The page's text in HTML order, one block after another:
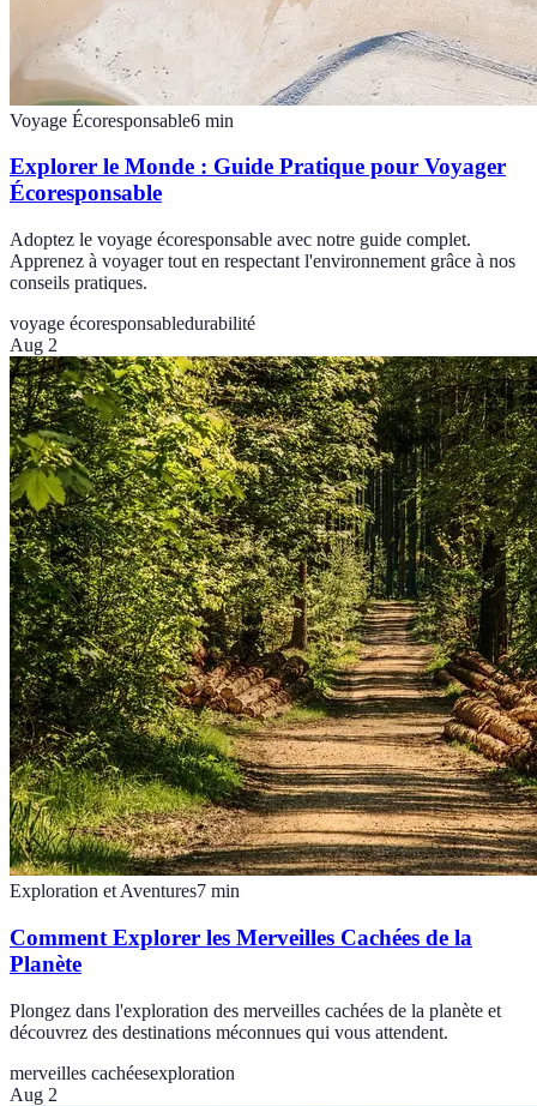
Voyage Écoresponsable6 min
Explorer le Monde : Guide Pratique pour Voyager
Écoresponsable
Adoptez le voyage écoresponsable avec notre guide complet.
Apprenez à voyager tout en respectant l'environnement grâce à nos
conseils pratiques.
voyage écoresponsabledurabilité
Aug 2
Exploration et Aventures7 min
Comment Explorer les Merveilles Cachées de la
Planète
Plongez dans l'exploration des merveilles cachées de la planète et
découvrez des destinations méconnues qui vous attendent.
merveilles cachéesexploration
Aug 2